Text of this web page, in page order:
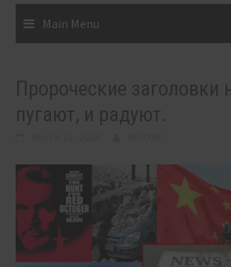
Main Menu
Пророческие заголовки
пугают, и радуют.